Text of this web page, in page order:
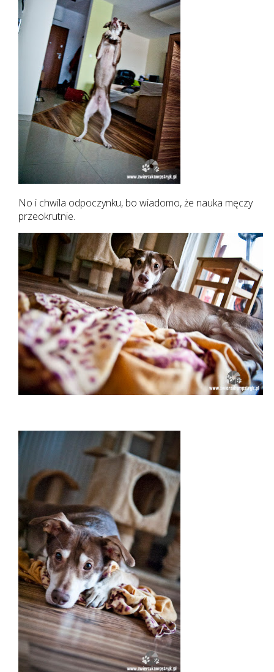
No i chwila odpoczynku, bo wiadomo, że nauka męczy
przeokrutnie.